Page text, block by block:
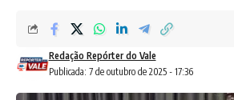
Publicada: 7 de outubro de 2025 - 17:36
Redação Repórter do Vale